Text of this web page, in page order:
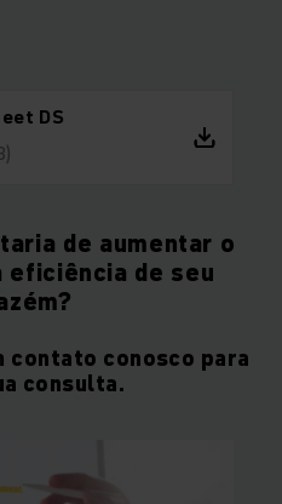
DS
de aumentar o
eficiência de seu
contato conosco para
consulta.